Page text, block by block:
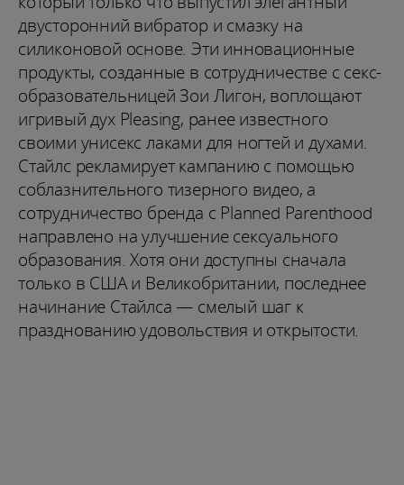
двусторонний вибратор и смазку на
силиконовой основе. Эти инновационные
продукты, созданные в сотрудничестве с секс-
образовательницей Зои Лигон, воплощают
игривый дух Pleasing, ранее известного
своими унисекс лаками для ногтей и духами.
Стайлс рекламирует кампанию с помощью
соблазнительного тизерного видео, а
сотрудничество бренда с Planned Parenthood
направлено на улучшение сексуального
образования. Хотя они доступны сначала
только в США и Великобритании, последнее
начинание Стайлса — смелый шаг к
празднованию удовольствия и открытости.